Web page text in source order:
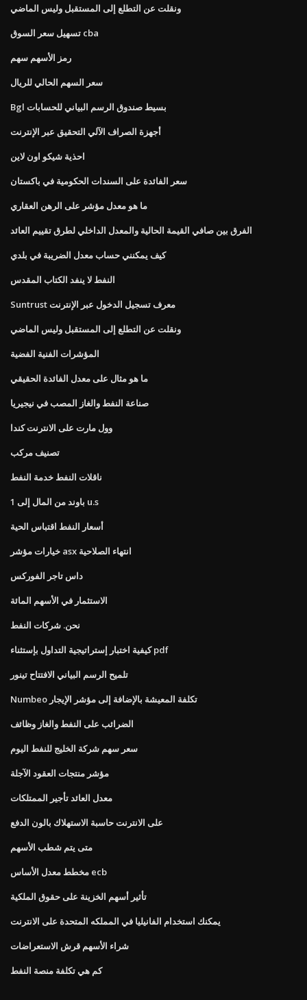
ونقلت عن التطلع إلى المستقبل وليس الماضي
تسهيل سعر السوق cba
رمز الأسهم سهم
سعر السهم الحالي للريال
Bgl بسيط صندوق الرسم البياني للحسابات
أجهزة الصراف الآلي التحقيق عبر الإنترنت
احذية شيكو اون لاين
سعر الفائدة على السندات الحكومية في باكستان
ما هو معدل مؤشر على الرهن العقاري
الفرق بين صافي القيمة الحالية والمعدل الداخلي لطرق تقييم العائد
كيف يمكنني حساب معدل الضريبة في بلدي
النفط لا ينفد الكتاب المقدس
Suntrust معرف تسجيل الدخول عبر الإنترنت
ونقلت عن التطلع إلى المستقبل وليس الماضي
المؤشرات الفنية الفضية
ما هو مثال على معدل الفائدة الحقيقي
صناعة النفط والغاز المصب في نيجيريا
وول مارت على الانترنت كندا
تصنيف مركب
ناقلات النفط خدمة النفط
1 باوند من المال إلى u.s
أسعار النفط اقتباس الحية
خيارات مؤشر asx انتهاء الصلاحية
داس تاجر الفوركس
الاستثمار في الأسهم المائة
نحن. شركات النفط
كيفية اختبار إستراتيجية التداول بإستثناء pdf
تلميح الرسم البياني الافتتاح تينور
Numbeo تكلفة المعيشة بالإضافة إلى مؤشر الإيجار
الضرائب على النفط والغاز وظائف
سعر سهم شركة الخليج للنفط اليوم
مؤشر منتجات العقود الآجلة
معدل العائد تأجير الممتلكات
على الانترنت حاسبة الاستهلاك بالون الدفع
متى يتم شطب الأسهم
مخطط معدل الأساس ecb
تأثير أسهم الخزينة على حقوق الملكية
يمكنك استخدام الفانيليا في المملكه المتحدة على الانترنت
شراء الأسهم قرش الاستعراضات
كم هي تكلفة منصة النفط